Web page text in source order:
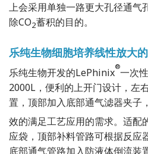
上会采用单独一路更大孔径通气
除CO2蓄积的目的。
乐纯生物细胞培养线性放大
乐纯生物开发的LePhinix®一次
2000L，便利的上开门设计，左
置，顶部加入底部通气滤器夹子
效的满足工艺应用的需求。适配
应袋，顶部补料管路可根据反应
底部通气管路加入防液体倒流装